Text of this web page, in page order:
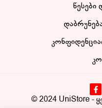
წესები
© 2024 UniStore-